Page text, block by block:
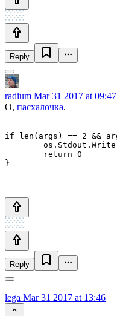
Reply
radium Mar 31 2017 at 09:47
О, пасхалочка.
if len(args) == 2 &&
Reply
lega Mar 31 2017 at 13:46